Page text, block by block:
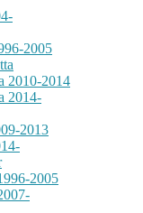
2005
2010-2014
2014-
2013
2005